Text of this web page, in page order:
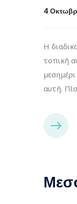
4
H
τοπική
αυτή.